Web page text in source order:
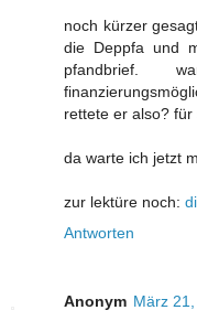
noch kürzer
die Deppfa und
pfandbrief.
rettete er also? für
da warte ich jetzt
zur lektüre noch:
Antworten
Anonym März